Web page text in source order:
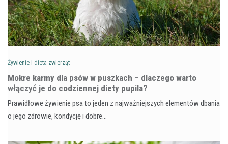
Żywienie i dieta zwierząt
Mokre karmy dla psów w puszkach – dlaczego warto
włączyć je do codziennej diety pupila?
Prawidłowe żywienie psa to jeden z najważniejszych elementów dbania
o jego zdrowie, kondycję i dobre…